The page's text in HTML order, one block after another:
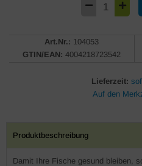
Art.Nr.: 104053
GTIN/EAN: 4004218723542
Lieferzeit:
Produktbeschreibung
Damit Ihre Fische gesund bleiben,